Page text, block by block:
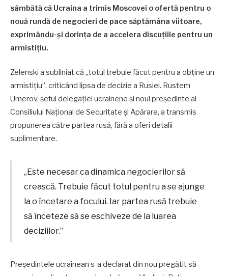
sâmbătă că Ucraina a trimis Moscovei o ofertă pentru o
nouă rundă de negocieri de pace săptămâna viitoare,
exprimându-și dorința de a accelera discuțiile pentru un
armistițiu.
Zelenski a subliniat că „totul trebuie făcut pentru a obține un
armistițiu”, criticând lipsa de decizie a Rusiei. Rustem
Umerov, șeful delegației ucrainene și noul președinte al
Consiliului Național de Securitate și Apărare, a transmis
propunerea către partea rusă, fără a oferi detalii
suplimentare.
„Este necesar ca dinamica negocierilor să
crească. Trebuie făcut totul pentru a se ajunge
la o încetare a focului. Iar partea rusă trebuie
să înceteze să se eschiveze de la luarea
deciziilor.”
Preşedintele ucrainean s-a declarat din nou pregătit să